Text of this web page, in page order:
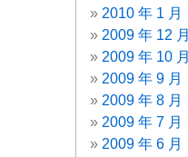
2010 年 1 月
2009 年 12 月
2009 年 10 月
2009 年 9 月
2009 年 8 月
2009 年 7 月
2009 年 6 月